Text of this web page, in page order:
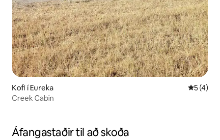
Kofi í Eureka 5 af 5 í
5 (4)
Creek Cabin
Áfangastaðir til að skoða